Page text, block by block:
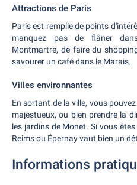
Attractions de Paris
Paris est remplie de points
manquez pas de flâner
Montmartre, de faire du
savourer un café dans le Marais.
Villes environnantes
En sortant de la ville, vous
majestueux, ou bien prendre la
les jardins de Monet. Si vous
Reims ou Épernay vaut bien un
Informations